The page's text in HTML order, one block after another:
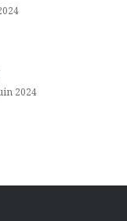
2024